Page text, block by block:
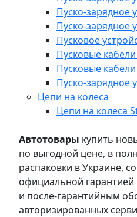
Пуско-зарядное
Пуско-зарядное
Пусковое
Пусковые
Пусковые
Пуско-зарядное
Цепи на колеса
Цепи на колеса
Автотовары купить
по выгодной цене, в
распаковки в Украине,
официальной
и после-гарантийным
авторизированных